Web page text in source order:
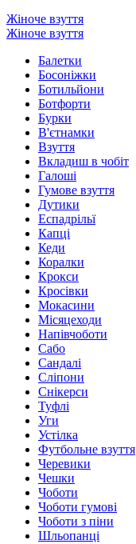
Жіноче взуття
Жіноче взуття
Балетки
Босоніжки
Ботильйони
Ботфорти
Бурки
В'єтнамки
Взуття
Вкладиш в чобіт
Галоші
Гумове взуття
Дутики
Еспадрільї
Капці
Кеди
Коралки
Крокси
Кросівки
Мокасини
Місяцеходи
Напівчоботи
Сабо
Сандалі
Сліпони
Снікерси
Туфлі
Уги
Устілка
Футбольне взуття
Черевики
Чешки
Чоботи
Чоботи гумові
Чоботи з піни
Шльопанці